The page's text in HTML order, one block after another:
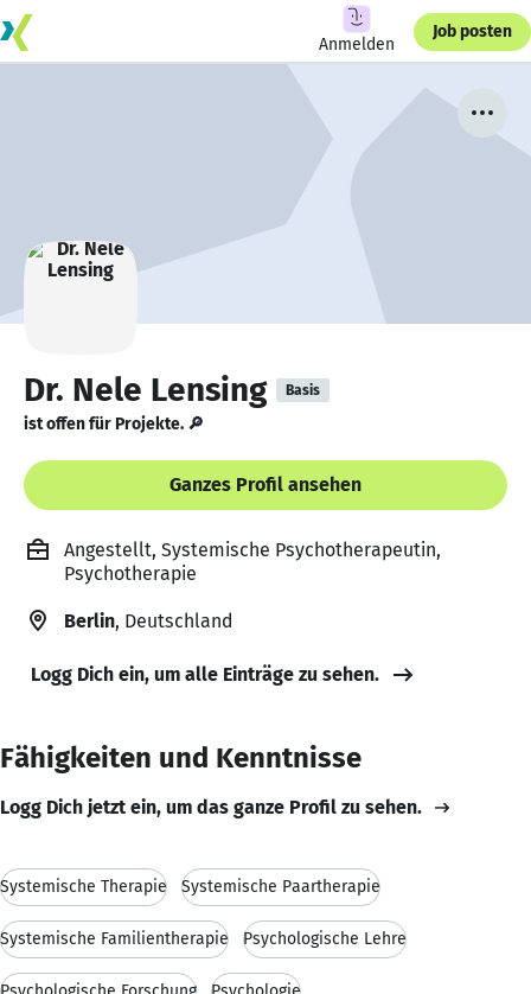
Anmelden
Job posten
Dr. Nele Lensing Basis
ist offen für Projekte. 🔎
Ganzes Profil ansehen
Angestellt, Systemische Psychotherapeutin,
Psychotherapie
Berlin, Deutschland
Logg Dich ein, um alle Einträge zu sehen.
Fähigkeiten und Kenntnisse
Logg Dich jetzt ein, um das ganze Profil zu sehen.
Systemische Therapie Systemische Paartherapie
Systemische Familientherapie Psychologische Lehre